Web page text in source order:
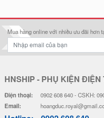
u Luck Cat
28.000 đ
Đơn giá
Số lượng